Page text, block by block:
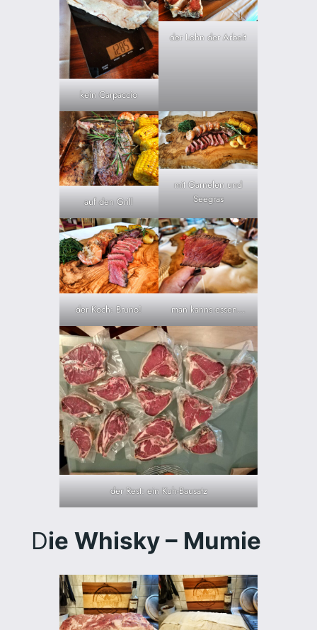
kein Carpaccio
der Lohn der Arbeit
auf den Grill
mit Garnelen und
Seegras
der Koch: Bruno! man kanns essen…
der Rest: ein Kuh-Bausatz
Die Whisky – Mumie